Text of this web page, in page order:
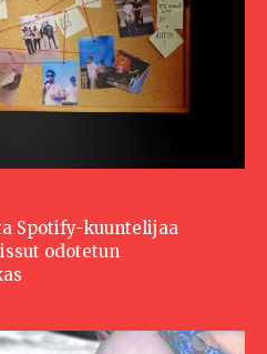
Spotify-kuuntelijaa
odotetun